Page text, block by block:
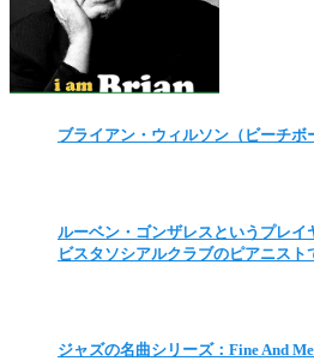
ブライアン・ウィルソン（ビーチ
ルーベン・ゴンザレスというプレ
ビスタソシアルクラブのピアニスト
ジャズの名曲シリーズ：Fine And